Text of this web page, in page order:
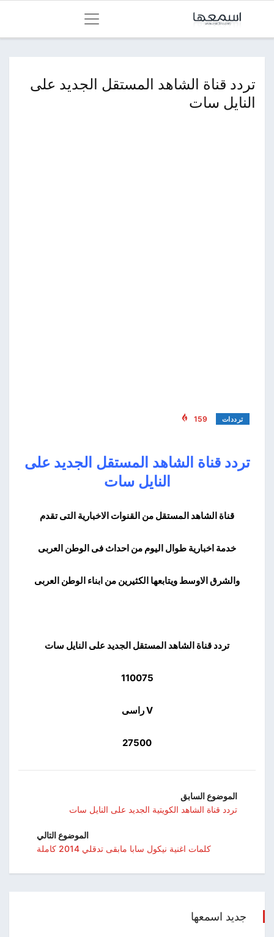
تردد قناة الشاهد المستقل الجديد على
النايل سات
ترددات 159
تردد قناة الشاهد المستقل الجديد على
النايل سات
قناة الشاهد المستقل من القنوات الاخبارية التى تقدم
خدمة اخبارية طوال اليوم من احداث فى الوطن العربى
والشرق الاوسط ويتابعها الكثيرين من ابناء الوطن العربى
تردد قناة الشاهد المستقل الجديد على النايل سات
110075
V راسى
27500
الموضوع السابق
تردد قناة الشاهد الكويتية الجديد على النايل سات
الموضوع التالي
كلمات اغنية نيكول سابا مابقى تدقلي 2014 كاملة
جديد اسمعها